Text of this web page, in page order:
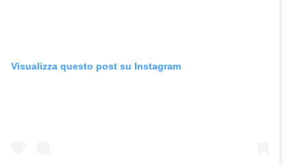
Visualizza questo post su Instagram